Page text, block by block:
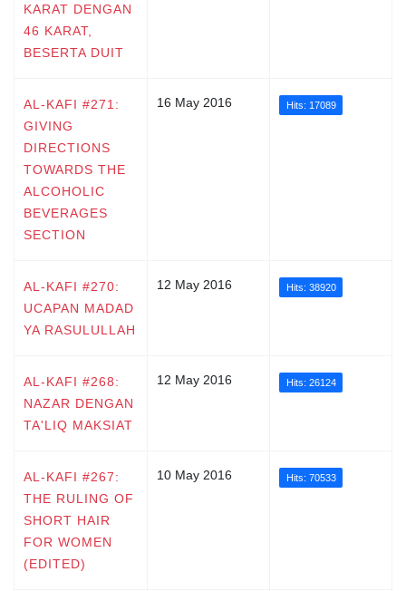
KARAT DENGAN
46 KARAT,
BESERTA DUIT
AL-KAFI #271:
GIVING
DIRECTIONS
TOWARDS THE
ALCOHOLIC
BEVERAGES
SECTION
16 May 2016 Hits: 17089
AL-KAFI #270:
UCAPAN MADAD
YA RASULULLAH
12 May 2016 Hits: 38920
AL-KAFI #268:
NAZAR DENGAN
TA'LIQ MAKSIAT
12 May 2016 Hits: 26124
AL-KAFI #267:
THE RULING OF
SHORT HAIR
FOR WOMEN
(EDITED)
10 May 2016 Hits: 70533